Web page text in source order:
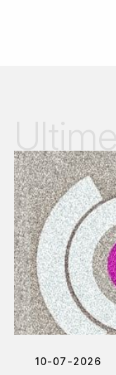
10-07-2026